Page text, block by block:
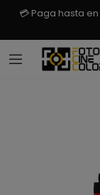
💳 Paga hasta en